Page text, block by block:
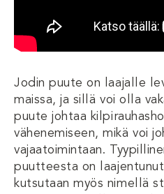
Jodin puute on laajalle
maissa, ja sillä voi olla
puute johtaa
vähenemiseen, mikä voi
vajaatoimintaan.
puutteesta on
kutsutaan myös nimellä